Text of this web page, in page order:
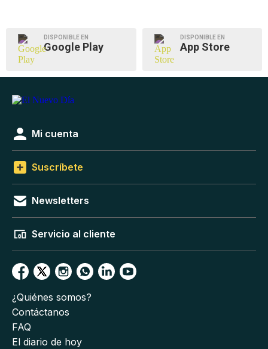
DISPONIBLE EN
Google Play
DISPONIBLE EN
App Store
Mi cuenta
Suscríbete
Newsletters
Servicio al cliente
¿Quiénes somos?
Contáctanos
FAQ
El diario de hoy